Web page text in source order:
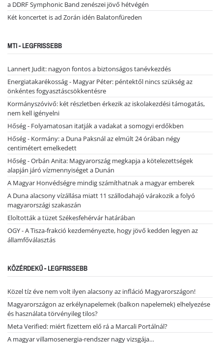
a DDRF Symphonic Band zenészei jövő hétvégén
Két koncertet is ad Zorán idén Balatonfüreden
MTI - LEGFRISSEBB
Lannert Judit: nagyon fontos a biztonságos tanévkezdés
Energiatakarékosság - Magyar Péter: péntektől nincs szükség az
önkéntes fogyasztáscsökkentésre
Kormányszóvivő: két részletben érkezik az iskolakezdési támogatás,
nem kell igényelni
Hőség - Folyamatosan itatják a vadakat a somogyi erdőkben
Hőség - Kormány: a Duna Paksnál az elmúlt 24 órában négy
centimétert emelkedett
Hőség - Orbán Anita: Magyarország megkapja a kötelezettségek
alapján járó vízmennyiséget a Dunán
A Magyar Honvédségre mindig számíthatnak a magyar emberek
A Duna alacsony vízállása miatt 11 szállodahajó várakozik a folyó
magyarországi szakaszán
Eloltották a tüzet Székesfehérvár határában
OGY - A Tisza-frakció kezdeményezte, hogy jövő kedden legyen az
államfőválasztás
KÖZÉRDEKŰ - LEGFRISSEBB
Közel tíz éve nem volt ilyen alacsony az infláció Magyarországon!
Magyarországon az erkélynapelemek (balkon napelemek) elhelyezése
és használata törvényileg tilos?
Meta Verified: miért fizettem elő rá a Marcali Portálnál?
A magyar villamosenergia-rendszer nagy vizsgája…